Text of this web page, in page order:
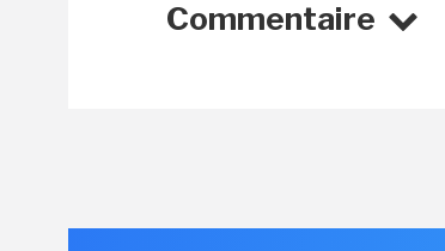
Commentaire